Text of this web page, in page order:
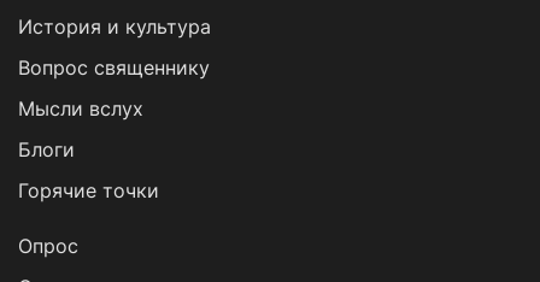
История и культура
Вопрос священнику
Мысли вслух
Блоги
Горячие точки
Опрос